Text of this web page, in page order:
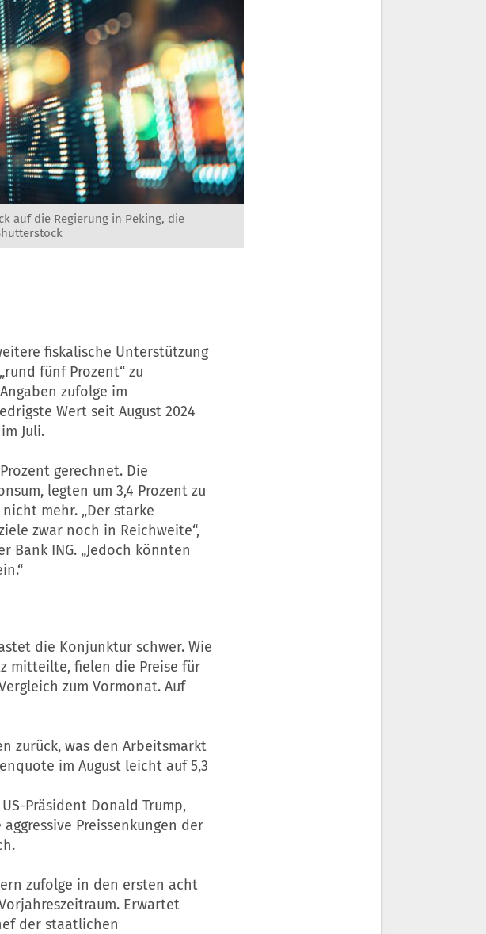
auf die Regierung in Peking, die
fiskalische Unterstützung
fünf Prozent“ zu
zufolge im
Wert seit August 2024
Juli.
gerechnet. Die
legten um 3,4 Prozent zu
mehr. „Der starke
zwar noch in Reichweite“,
Bank ING. „Jedoch könnten
die Konjunktur schwer. Wie
mitteilte, fielen die Preise für
zum Vormonat. Auf
zurück, was den Arbeitsmarkt
im August leicht auf 5,3
Präsident Donald Trump,
Preissenkungen der
zufolge in den ersten acht
Erwartet
der staatlichen